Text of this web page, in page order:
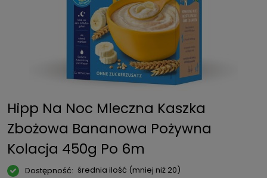
Hipp Na Noc Mleczna Kaszka
Zbożowa Bananowa Pożywna
Kolacja 450g Po 6m
Dostępność: średnia ilość (mniej niż 20)